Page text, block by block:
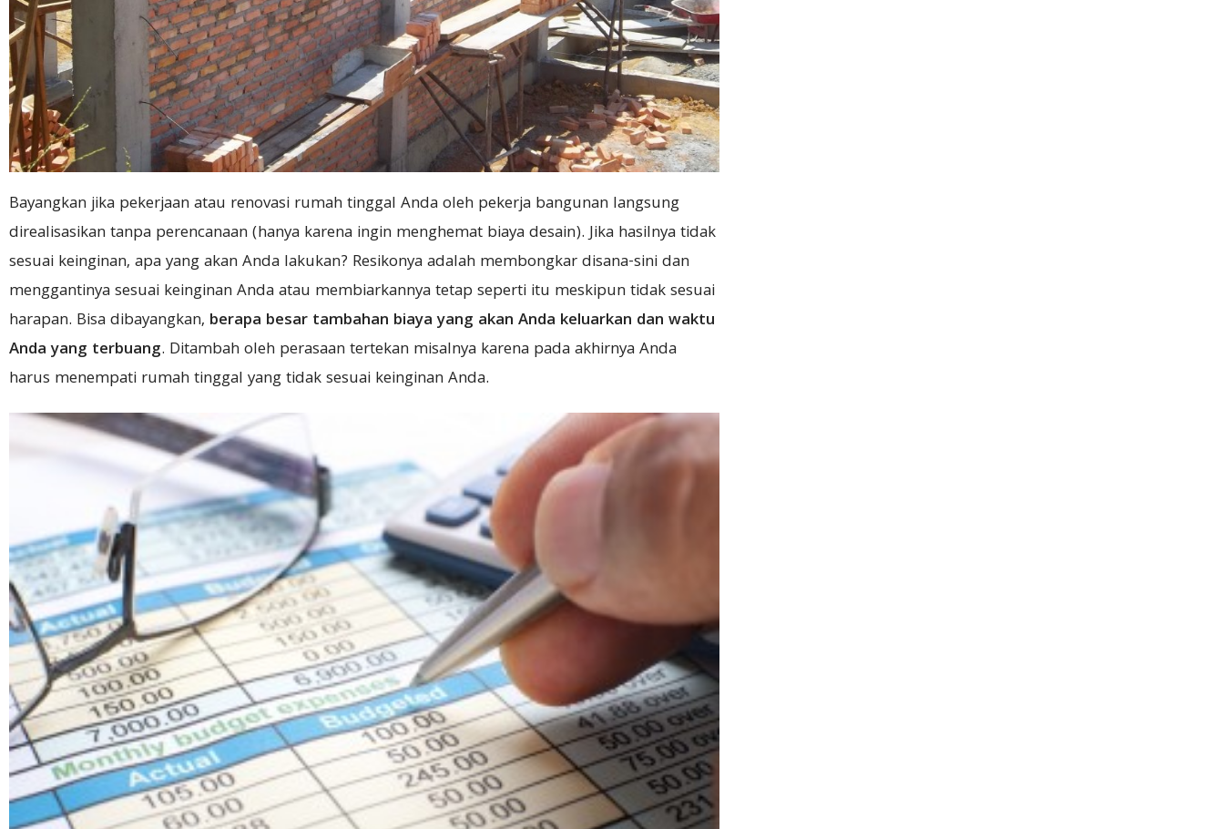
Bayangkan jika pekerjaan atau renovasi rumah tinggal Anda oleh pekerja bangunan langsung
direalisasikan tanpa perencanaan (hanya karena ingin menghemat biaya desain). Jika hasilnya tidak
sesuai keinginan, apa yang akan Anda lakukan? Resikonya adalah membongkar disana-sini dan
menggantinya sesuai keinginan Anda atau membiarkannya tetap seperti itu meskipun tidak sesuai
harapan. Bisa dibayangkan, berapa besar tambahan biaya yang akan Anda keluarkan dan waktu
Anda yang terbuang. Ditambah oleh perasaan tertekan misalnya karena pada akhirnya Anda
harus menempati rumah tinggal yang tidak sesuai keinginan Anda.